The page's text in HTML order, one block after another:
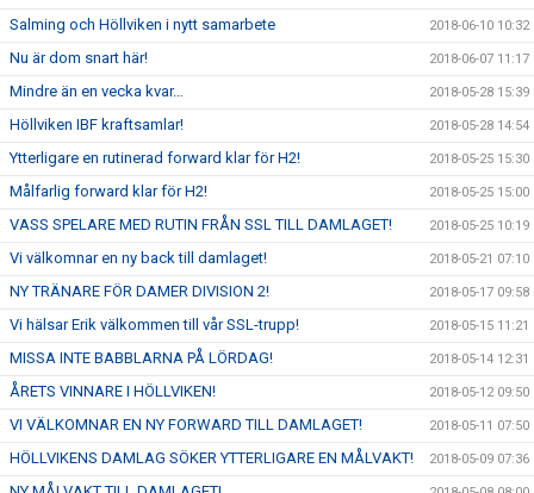
Salming och Höllviken i nytt samarbete 2018-06-10 10:32
Nu är dom snart här! 2018-06-07 11:17
Mindre än en vecka kvar… 2018-05-28 15:39
Höllviken IBF kraftsamlar! 2018-05-28 14:54
Ytterligare en rutinerad forward klar för H2! 2018-05-25 15:30
Målfarlig forward klar för H2! 2018-05-25 15:00
VASS SPELARE MED RUTIN FRÅN SSL TILL DAMLAGET! 2018-05-25 10:19
Vi välkomnar en ny back till damlaget! 2018-05-21 07:10
NY TRÄNARE FÖR DAMER DIVISION 2! 2018-05-17 09:58
Vi hälsar Erik välkommen till vår SSL-trupp! 2018-05-15 11:21
MISSA INTE BABBLARNA PÅ LÖRDAG! 2018-05-14 12:31
ÅRETS VINNARE I HÖLLVIKEN! 2018-05-12 09:50
VI VÄLKOMNAR EN NY FORWARD TILL DAMLAGET! 2018-05-11 07:50
HÖLLVIKENS DAMLAG SÖKER YTTERLIGARE EN MÅLVAKT! 2018-05-09 07:36